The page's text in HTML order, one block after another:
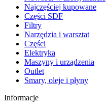
Najczęściej kupowane
Części SDF
Filtry
Narzędzia i warsztat
Części
Elektryka
Maszyny i urządzenia
Outlet
Smary, oleje i płyny
Informacje